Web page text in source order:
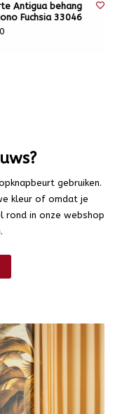
Antigua behang
Fuchsia 33046
gebruiken.
kleur of omdat je
rond in onze webshop